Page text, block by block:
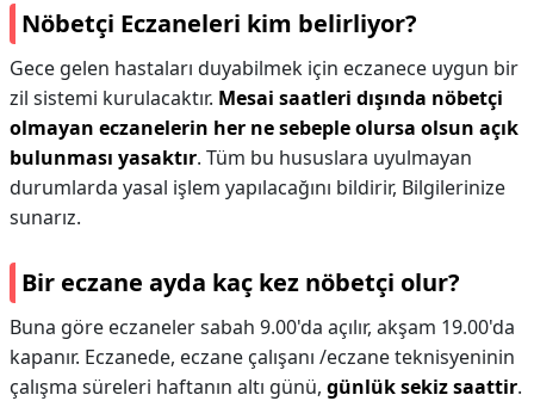
Nöbetçi Eczaneleri kim belirliyor?
Gece gelen hastaları duyabilmek için eczanece uygun bir
zil sistemi kurulacaktır. Mesai saatleri dışında nöbetçi
olmayan eczanelerin her ne sebeple olursa olsun açık
bulunması yasaktır. Tüm bu hususlara uyulmayan
durumlarda yasal işlem yapılacağını bildirir, Bilgilerinize
sunarız.
Bir eczane ayda kaç kez nöbetçi olur?
Buna göre eczaneler sabah 9.00'da açılır, akşam 19.00'da
kapanır. Eczanede, eczane çalışanı /eczane teknisyeninin
çalışma süreleri haftanın altı günü, günlük sekiz saattir.